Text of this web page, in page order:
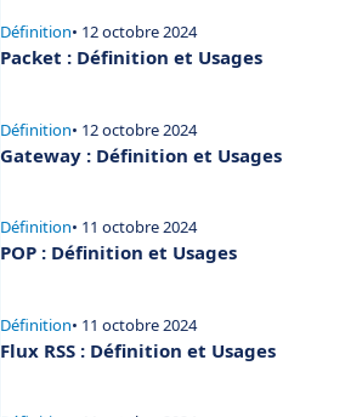
Définition• 12 octobre 2024
Packet : Définition et Usages
Définition• 12 octobre 2024
Gateway : Définition et Usages
Définition• 11 octobre 2024
POP : Définition et Usages
Définition• 11 octobre 2024
Flux RSS : Définition et Usages